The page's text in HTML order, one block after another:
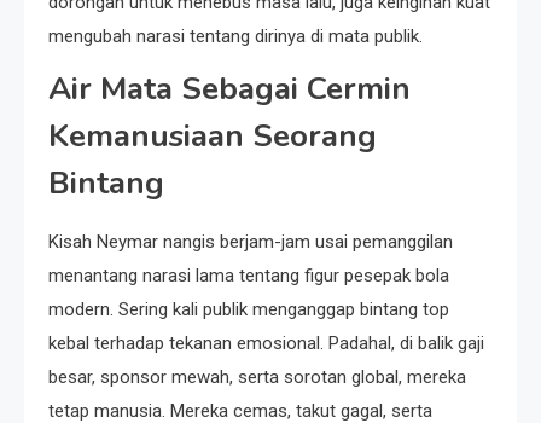
mengubah narasi tentang dirinya di mata publik.
Air Mata Sebagai Cermin
Kemanusiaan Seorang
Bintang
Kisah Neymar nangis berjam-jam usai pemanggilan
menantang narasi lama tentang figur pesepak bola
modern. Sering kali publik menganggap bintang top
kebal terhadap tekanan emosional. Padahal, di balik gaji
besar, sponsor mewah, serta sorotan global, mereka
tetap manusia. Mereka cemas, takut gagal, serta